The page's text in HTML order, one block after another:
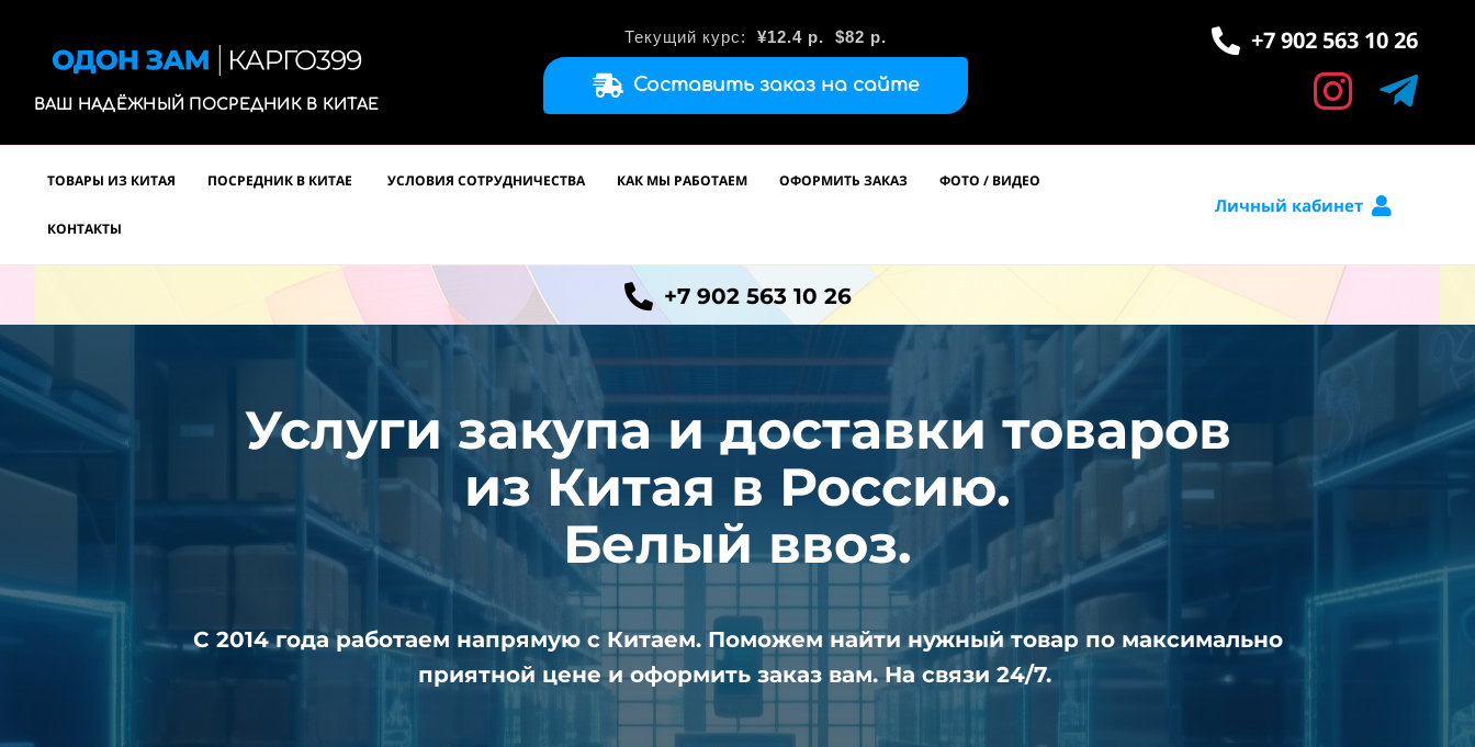
ВАШ НАДЁЖНЫЙ ПОСРЕДНИК В КИТАЕ
Текущий курс: ¥12.4р. $82 р.
Составить заказ на сайте
+7 902 563 10 26
ТОВАРЫ ИЗ КИТАЯ ПОСРЕДНИК В КИТАЕ УСЛОВИЯ СОТРУДНИЧЕСТВА КАК МЫ РАБОТАЕМ ОФОРМИТЬ ЗАКАЗ ФОТО / ВИДЕО
КОНТАКТЫ
Личный кабинет
+7 902 563 10 26
Услуги закупа и доставки товаров
из Китая в Россию.
Белый ввоз.
С 2014 года работаем напрямую с Китаем. Поможем найти нужный товар по максимально
приятной цене и оформить заказ вам. На связи 24/7.